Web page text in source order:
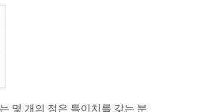
몇 개의 점은 특이치를 갖는 분